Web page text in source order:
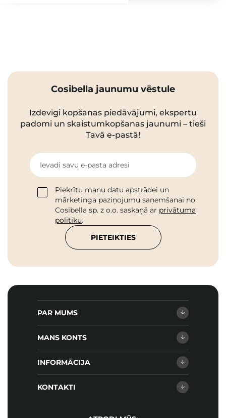
Cosibella jaunumu vēstule
Izdevīgi kopšanas piedāvājumi, ekspertu
padomi un skaistumkopšanas jaunumi – tieši
Tavā e-pastā!
Ievadi savu e-pasta adresi
Piekrītu manu datu apstrādei un
mārketinga paziņojumu saņemšanai no
Cosibella sp. z o.o. saskaņā ar privātuma
politiku.
PIETEIKTIES
PAR MUMS
MANS KONTS
INFORMĀCIJA
KONTAKTI